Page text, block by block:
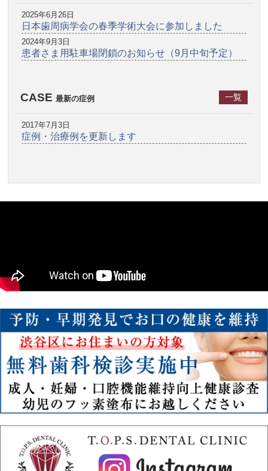
2025年6月26日
日本歯周病学会の春季学術大会に参加しました
2024年9月3日
患者さま用駐車場閉鎖のお知らせ（9月中旬予定）
CASE 最新の症例 一覧
2017年7月3日
症例・治療例を更新します